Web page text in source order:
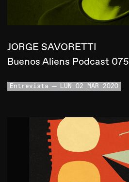
JORGE SAVORETTI
Buenos Aliens Podcast 075
Entrevista LUN 02 MAR 2020